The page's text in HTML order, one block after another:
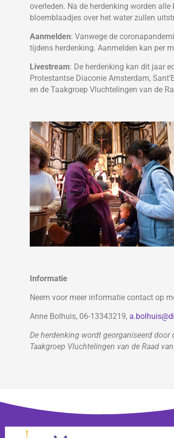
overleden. Na de herdenking worden
bloemblaadjes over het water zullen
Aanmelden: Vanwege de
tijdens herdenking. Aanmelden kan per
Livestream: De herdenking kan dit jaar
Protestantse Diaconie Amsterdam,
en de Taakgroep Vluchtelingen van de
Informatie
Neem voor meer informatie contact op
Anne Bolhuis, 06-13343219,
De herdenking wordt georganiseerd door
Taakgroep Vluchtelingen van de Raad